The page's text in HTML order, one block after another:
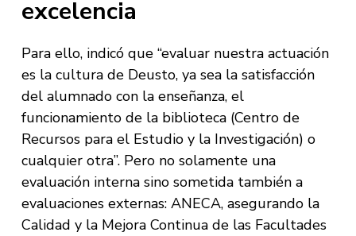
excelencia
Para ello, indicó que “evaluar nuestra actuación
es la cultura de Deusto, ya sea la satisfacción
del alumnado con la enseñanza, el
funcionamiento de la biblioteca (Centro de
Recursos para el Estudio y la Investigación) o
cualquier otra”. Pero no solamente una
evaluación interna sino sometida también a
evaluaciones externas: ANECA, asegurando la
Calidad y la Mejora Continua de las Facultades